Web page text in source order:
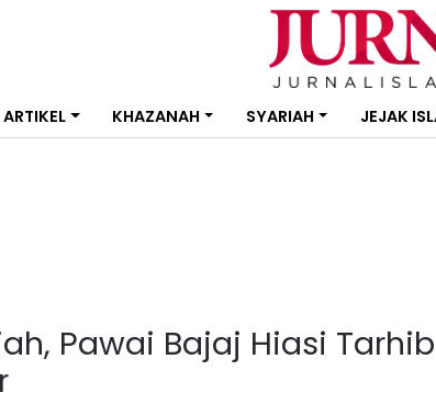
ARTIKEL KHAZANAH SYARIAH JEJAK
Pawai Bajaj Hiasi